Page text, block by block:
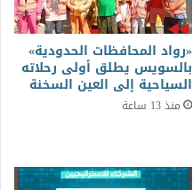
«رواد المحافظات الحدودية»
بالسويس يطلق أولى رحلاته
السياحية إلى العين السخنة
منذ 13 ساعة